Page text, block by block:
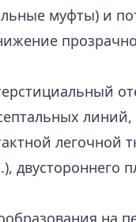
муфты) и
легочной
двустороннего
на